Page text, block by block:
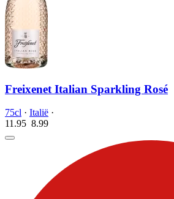
Freixenet Italian Sparkling Rosé
75cl · Italië ·
11.95 8.99